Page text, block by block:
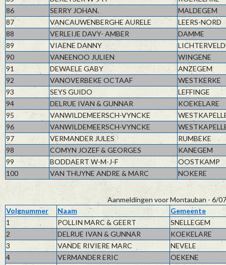
86
SERRY JOHAN.
MALDEGEM
87
VANCAUWENBERGHE AURELE
LEERS-NORD
88
VERLEIJE DAVY- AMBER
DAMME
89
VIAENE DANNY
90
VANEENOO JULIEN
WINGENE
91
DEWAELE GABY
ANZEGEM
92
VANOVERBEKE OCTAAF
WESTKERKE
93
SEYS GUIDO
LEFFINGE
94
DELRUE IVAN & GUNNAR
KOEKELARE
95
VANWILDEMEERSCH-VYNCKE
96
VANWILDEMEERSCH-VYNCKE
97
VERMANDER JULES
RUMBEKE
98
COMYN JOZEF & GEORGES
KANEGEM
99
BODDAERT W-M-J-F
OOSTKAMP
100
VAN THUYNE ANDRE & MARC NOKERE
Aanmeldingen voor Montauban - 6/
Volgnummer
Naam
Gemeente
1
POLLIN MARC & GEERT
SNELLEGEM
2
DELRUE IVAN & GUNNAR
KOEKELARE
3
VANDE RIVIERE MARC
NEVELE
4
VERMANDER ERIC
OEKENE